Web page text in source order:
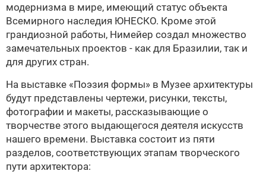
модернизма в мире, имеющий статус объекта
Всемирного наследия ЮНЕСКО. Кроме этой
грандиозной работы, Нимейер создал множество
замечательных проектов - как для Бразилии, так и
для других стран.
На выставке «Поэзия формы» в Музее архитектуры
будут представлены чертежи, рисунки, тексты,
фотографии и макеты, рассказывающие о
творчестве этого выдающегося деятеля искусств
нашего времени. Выставка состоит из пяти
разделов, соответствующих этапам творческого
пути архитектора: